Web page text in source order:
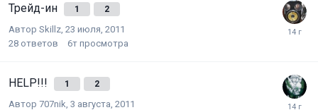
Трейд-ин 1 2
Автор Skillz 23 июля, 2011
28 ответов 6т просмотра
HELP!!! 1 2
Автор 707nik 3 августа, 2011